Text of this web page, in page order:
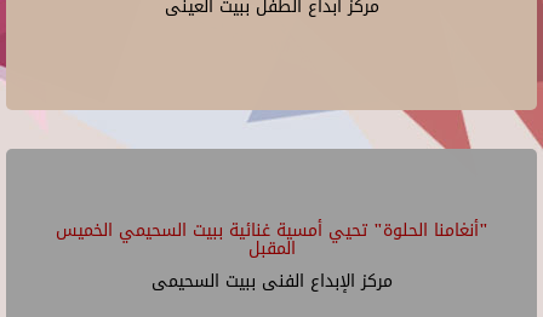
مركز ابداع الطفل ببيت العينى
"أنغامنا الحلوة" تحيي أمسية غنائية ببيت السحيمي الخميس
المقبل
مركز الإبداع الفنى ببيت السحيمى